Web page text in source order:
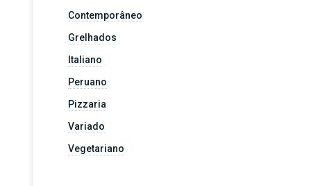
Contemporâneo
Grelhados
Italiano
Peruano
Pizzaria
Variado
Vegetariano